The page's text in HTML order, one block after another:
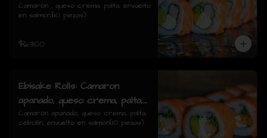
en salmon.
Camarón , queso crema, palta, envuelto
en salmon.(10 piezas)
$6.300
Ebisake Rolls: Camaron
apanado, queso crema, palta,
cebollin, envuelto en salmon
Camarón apanado, queso crema, palta,
cebollín, envuelto en salmón(10 piezas)